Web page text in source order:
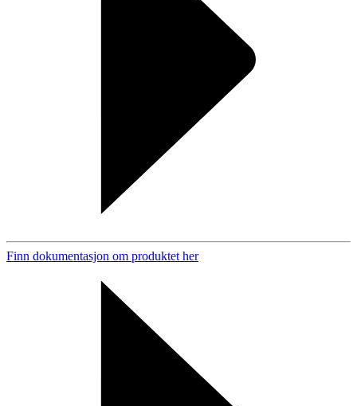
Finn dokumentasjon om produktet her